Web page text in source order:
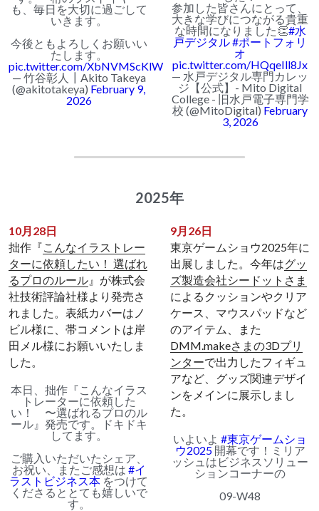
も、毎日を大切に過ごして
いきます。
今後ともよろしくお願いい
たします。
pic.twitter.com/XbNVMScKlW
— 竹谷彰人┃Akito Takeya
(@akitotakeya) February 9,
2026
参加した皆さんにとって、
大きな学びにつながる貴重
な時間になりました👏#水
戸デジタル#ポートフォリ
オ
pic.twitter.com/HQqeIll8Jx
— 水戸デジタル専門カレッ
ジ【公式】- Mito Digital
College - 旧水戸電子専門学
校 (@MitoDigital) February
3, 2026
2025年
10月28日
拙作『こんなイラストレー
ターに依頼したい！ 選ばれ
るプロのルール 』が株式会
社技術評論社様より発売さ
れました。表紙カバーはノ
ビル様に、帯コメントは岸
田メル様にお願いいたしま
した。
本日、拙作『こんなイラス
トレーターに依頼した
い！ 〜選ばれるプロのル
ール』発売です。ドキドキ
してます。
ご購入いただいたシェア、
お祝い、またご感想は #イ
ラストビジネス本 をつけて
くださるととても嬉しいで
す。
9月26日
東京ゲームショウ2025年に
出展しました。今年はグッ
ズ製造会社シードットさま
によるクッションやクリア
ケース、マウスパッドなど
のアイテム、また
DMM.makeさまの3Dプリ
ンターで出力したフィギュ
アなど、グッズ関連デザイ
ンをメインに展示しまし
た。
いよいよ#東京ゲームショ
ウ2025開幕です！ミリア
ッシュはビジネスソリュー
ションコーナーの
09-W48